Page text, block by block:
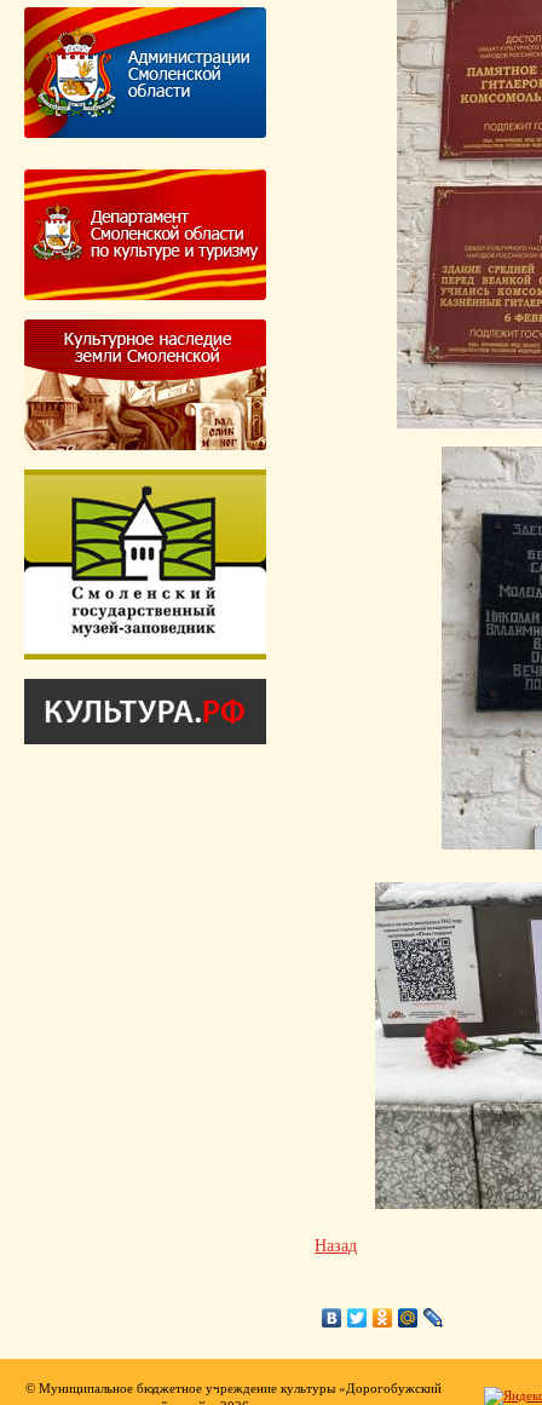
Назад
© Муниципальное бюджетное учреждение культуры «Дорогобужский